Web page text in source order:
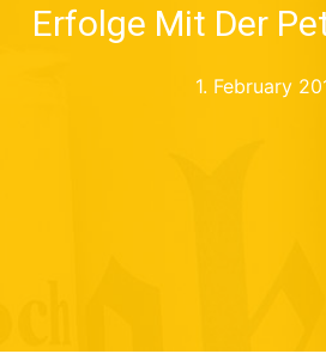
Erfolge Mit Der
1. February